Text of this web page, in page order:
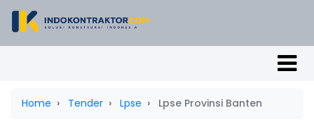
Home Tender Lpse Lpse Provinsi Banten